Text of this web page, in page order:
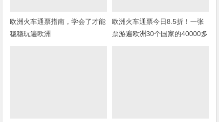
欧洲火车通票指南，学会了才能
稳稳玩遍欧洲
欧洲火车通票今日8.5折！一张
票游遍欧洲30个国家的40000多